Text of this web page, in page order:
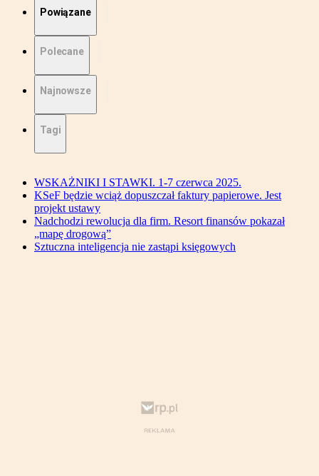
Powiązane
Polecane
Najnowsze
Tagi
WSKAŻNIKI I STAWKI. 1-7 czerwca 2025.
KSeF będzie wciąż dopuszczał faktury papierowe. Jest
projekt ustawy
Nadchodzi rewolucja dla firm. Resort finansów pokazał
„mapę drogową”
Sztuczna inteligencja nie zastąpi księgowych